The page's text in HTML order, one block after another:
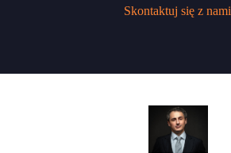
Skontaktuj się z nami